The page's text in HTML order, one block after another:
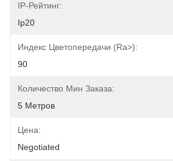
IP-Рейтинг:
Ip20
Индекс Цветопередачи (Ra>):
90
Количество Мин Заказа:
5 Метров
Цена:
Negotiated